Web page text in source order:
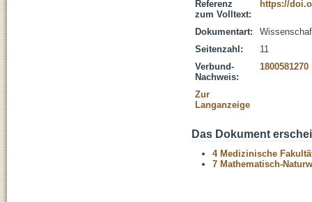
Referenz
zum Volltext:
https://
Dokumentart:
Seitenzahl:
11
Verbund-
Nachweis:
1800581270
Zur
Langanzeige
Das Dokument
4 Medizinische
7 Mathematisch-